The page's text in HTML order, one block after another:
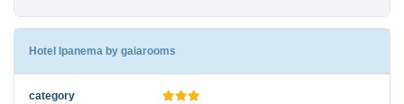
Hotel Ipanema by gaiarooms